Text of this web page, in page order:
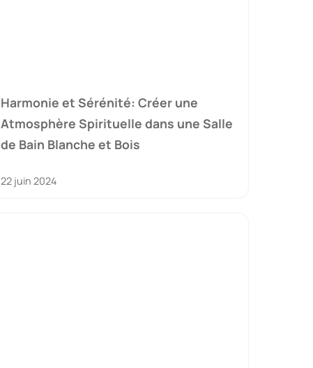
Harmonie et Sérénité: Créer une
Atmosphère Spirituelle dans une Salle
de Bain Blanche et Bois
22 juin 2024